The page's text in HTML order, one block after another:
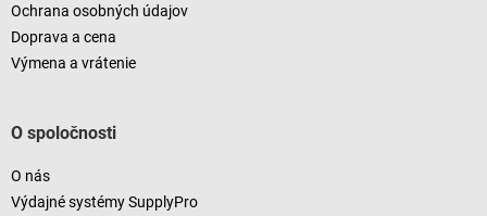
Ochrana osobných údajov
Doprava a cena
Výmena a vrátenie
O spoločnosti
O nás
Výdajné systémy SupplyPro